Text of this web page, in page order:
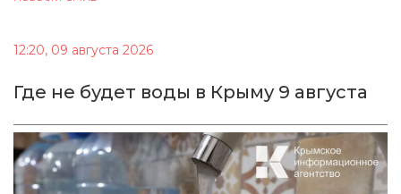
12:20, 09 августа 2026
Где не будет воды в Крыму 9 августа